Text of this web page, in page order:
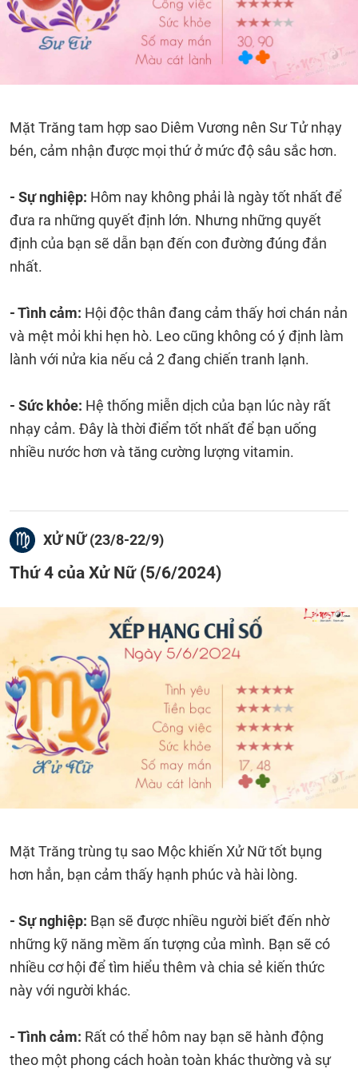
Mặt Trăng tam hợp sao Diêm Vương nên Sư Tử nhạy
bén, cảm nhận được mọi thứ ở mức độ sâu sắc hơn.
- Sự nghiệp: Hôm nay không phải là ngày tốt nhất để
đưa ra những quyết định lớn. Nhưng những quyết
định của bạn sẽ dẫn bạn đến con đường đúng đắn
nhất.
- Tình cảm: Hội độc thân đang cảm thấy hơi chán nản
và mệt mỏi khi hẹn hò. Leo cũng không có ý định làm
lành với nửa kia nếu cả 2 đang chiến tranh lạnh.
- Sức khỏe: Hệ thống miễn dịch của bạn lúc này rất
nhạy cảm. Đây là thời điểm tốt nhất để bạn uống
nhiều nước hơn và tăng cường lượng vitamin.
XỬ NỮ (23/8-22/9)
Thứ 4 của Xử Nữ (5/6/2024)
Mặt Trăng trùng tụ sao Mộc khiến Xử Nữ tốt bụng
hơn hẳn, bạn cảm thấy hạnh phúc và hài lòng.
- Sự nghiệp: Bạn sẽ được nhiều người biết đến nhờ
những kỹ năng mềm ấn tượng của mình. Bạn sẽ có
nhiều cơ hội để tìm hiểu thêm và chia sẻ kiến ​​thức
này với người khác.
- Tình cảm: Rất có thể hôm nay bạn sẽ hành động
theo một phong cách hoàn toàn khác thường và sự